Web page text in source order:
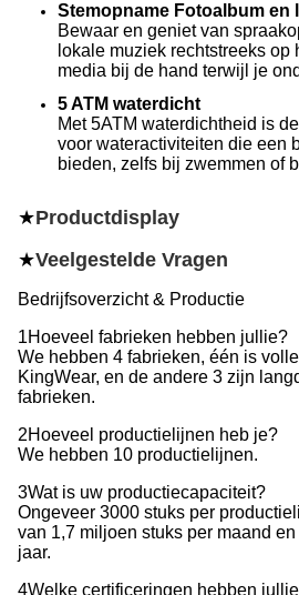
Stemopname Fotoalbum en
Bewaar en geniet van
lokale muziek rechtstreeks op
media bij de hand terwijl je
5 ATM waterdicht
Met 5ATM waterdichtheid is
voor wateractiviteiten die een
bieden, zelfs bij zwemmen of
★Productdisplay
★Veelgestelde Vragen
Bedrijfsoverzicht & Productie
1Hoeveel fabrieken hebben jullie?
We hebben 4 fabrieken, één is
KingWear, en de andere 3 zijn
fabrieken.
2Hoeveel productielijnen heb je?
We hebben 10 productielijnen.
3Wat is uw productiecapaciteit?
Ongeveer 3000 stuks per
van 1,7 miljoen stuks per maand
jaar.
4Welke certificeringen hebben